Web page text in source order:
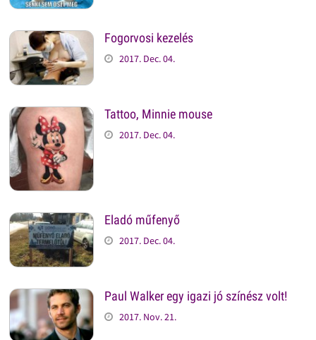
Fogorvosi kezelés
2017. Dec. 04.
Tattoo, Minnie mouse
2017. Dec. 04.
Eladó műfenyő
2017. Dec. 04.
Paul Walker egy igazi jó színész volt!
2017. Nov. 21.